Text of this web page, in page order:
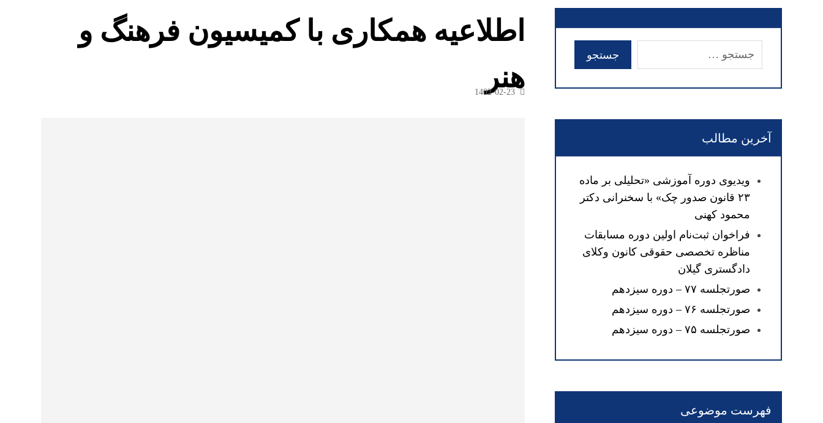
اطلاعیه همکاری با کمیسیون فرهنگ و
هنر
1402-02-23
آخرین مطالب
ویدیوی دوره آموزشی «تحلیلی بر ماده
۲۳ قانون صدور چک» با سخنرانی دکتر
محمود کهنی
فراخوان ثبت‌نام اولین دوره مسابقات
مناظره تخصصی حقوقی کانون وکلای
دادگستری گیلان
صورتجلسه ۷۷ – دوره سیزدهم
صورتجلسه ۷۶ – دوره سیزدهم
صورتجلسه ۷۵ – دوره سیزدهم
فهرست موضوعی